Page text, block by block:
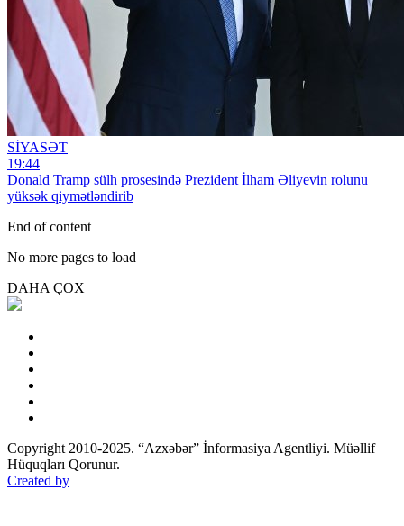
SİYASƏT
19:44
Donald Tramp sülh prosesində Prezident İlham Əliyevin rolunu
yüksək qiymətləndirib
End of content
No more pages to load
DAHA ÇOX
Copyright 2010-2025. “Azxəbər” İnformasiya Agentliyi. Müəllif
Hüquqları Qorunur.
Created by